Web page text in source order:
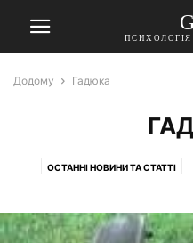
Додому Гадюка
ОСТАННІ НОВИНИ ТА СТАТТІ
ПРАВИЛЬНЕ ХАРЧУВАННЯ
ХВОРОБИ ТА ЇХ